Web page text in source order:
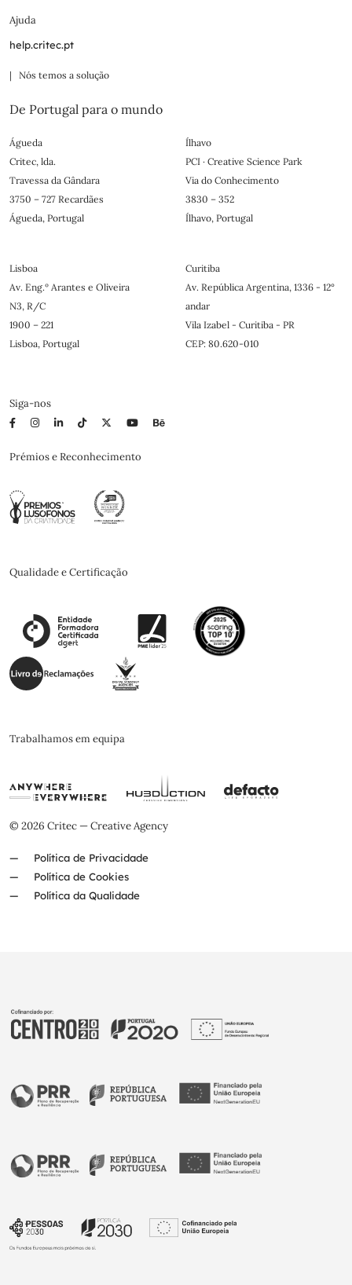
Ajuda
help.critec.pt
| Nós temos a solução
De Portugal para o mundo
Águeda
Critec, lda.
Travessa da Gândara
3750 – 727 Recardães
Águeda, Portugal
Ílhavo
PCI · Creative Science Park
Via do Conhecimento
3830 – 352
Ílhavo, Portugal
Lisboa
Av. Eng.º Arantes e Oliveira
N3, R/C
1900 – 221
Lisboa, Portugal
Curitiba
Av. República Argentina, 1336 - 12°
andar
Vila Izabel - Curitiba - PR
CEP: 80.620-010
Siga-nos
Prémios e Reconhecimento
Qualidade e Certificação
Trabalhamos em equipa
© 2026 Critec — Creative Agency
Política de Privacidade
Política de Cookies
Política da Qualidade